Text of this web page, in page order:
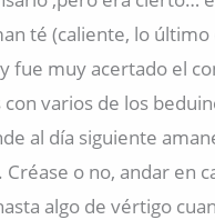
té (caliente, lo
fue muy acertado el
varios de los
al día siguiente
o no, andar en
algo de vértigo